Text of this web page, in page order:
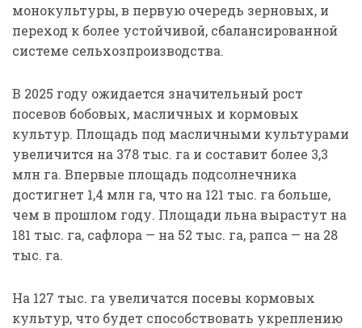
монокультуры, в первую очередь зерновых, и
переход к более устойчивой, сбалансированной
системе сельхозпроизводства.
В 2025 году ожидается значительный рост
посевов бобовых, масличных и кормовых
культур. Площадь под масличными культурами
увеличится на 378 тыс. га и составит более 3,3
млн га. Впервые площадь подсолнечника
достигнет 1,4 млн га, что на 121 тыс. га больше,
чем в прошлом году. Площади льна вырастут на
181 тыс. га, сафлора — на 52 тыс. га, рапса — на 28
тыс. га.
На 127 тыс. га увеличатся посевы кормовых
культур, что будет способствовать укреплению